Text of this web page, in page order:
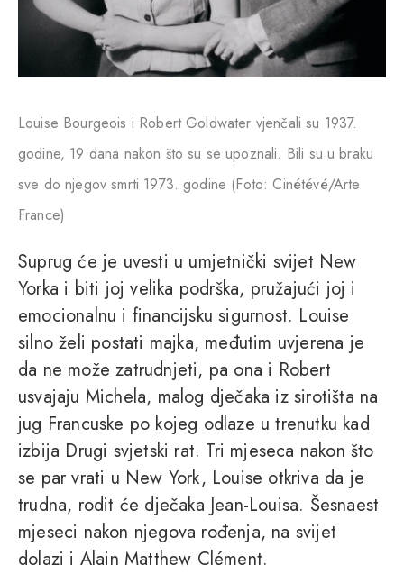
Louise Bourgeois i Robert Goldwater vjenčali su 1937.
godine, 19 dana nakon što su se upoznali. Bili su u braku
sve do njegov smrti 1973. godine (Foto: Cinétévé/Arte
France)
Suprug će je uvesti u umjetnički svijet New
Yorka i biti joj velika podrška, pružajući joj i
emocionalnu i financijsku sigurnost. Louise
silno želi postati majka, međutim uvjerena je
da ne može zatrudnjeti, pa ona i Robert
usvajaju Michela, malog dječaka iz sirotišta na
jug Francuske po kojeg odlaze u trenutku kad
izbija Drugi svjetski rat. Tri mjeseca nakon što
se par vrati u New York, Louise otkriva da je
trudna, rodit će dječaka Jean-Louisa. Šesnaest
mjeseci nakon njegova rođenja, na svijet
dolazi i Alain Matthew Clément.